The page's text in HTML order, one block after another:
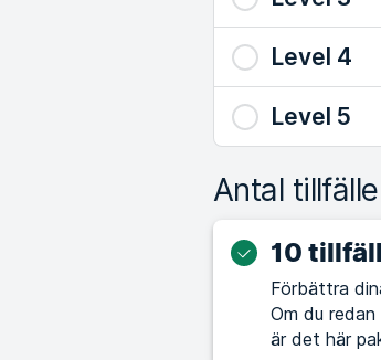
Level 4
Level 5
Antal
10
Förbättra
Om du
är det här